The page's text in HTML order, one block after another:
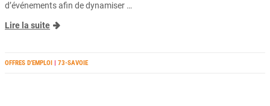
d’événements afin de dynamiser …
Lire la suite
OFFRES D’EMPLOI | 73-SAVOIE